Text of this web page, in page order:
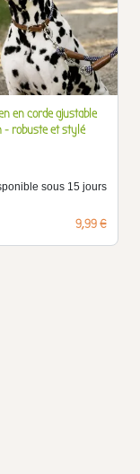
en corde ajustable
- robuste et stylé
sous 15 jours
Prix
9,99 €